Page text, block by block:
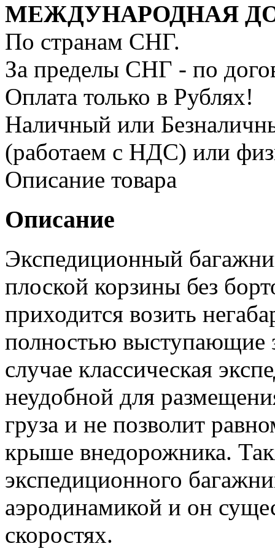
МЕЖДУНАРОДНАЯ
По странам СНГ.
За пределы СНГ - по
Оплата только в Рублях!
Наличный или
(работаем с НДС) или
Описание товара
Описание
Экспедиционный
плоской корзины без
приходится возить
полностью выступающие
случае классическая
неудобной для
груза и не позволит
крыше внедорожника.
экспедиционного
аэродинамикой и он
скоростях.